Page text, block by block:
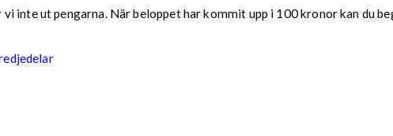
vi inte ut pengarna. När beloppet har kommit upp i 100 kronor kan